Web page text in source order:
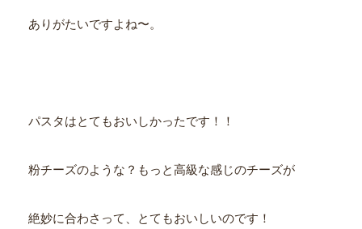
ありがたいですよね〜。
パスタはとてもおいしかったです！！
粉チーズのような？もっと高級な感じのチーズが
絶妙に合わさって、とてもおいしいのです！